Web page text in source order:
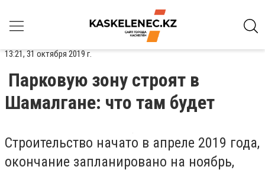
13:21, 31 октября 2019 г.
Парковую зону строят в
Шамалгане: что там будет
Строительство начато в апреле 2019 года,
окончание запланировано на ноябрь,